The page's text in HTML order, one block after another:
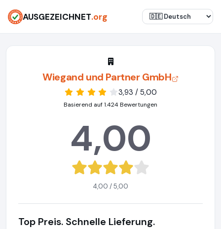
AUSGEZEICHNET.org
Wiegand und Partner GmbH
3,93 / 5,00
Basierend auf 1.424 Bewertungen
4,00
4,00 / 5,00
Top Preis. Schnelle Lieferung.